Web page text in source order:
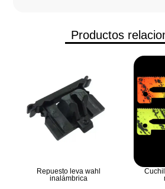
Productos
Repuesto leva wahl
inalámbrica